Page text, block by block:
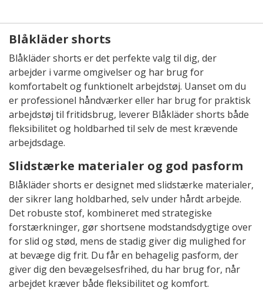
Blåkläder shorts
Blåkläder shorts er det perfekte valg til dig, der
arbejder i varme omgivelser og har brug for
komfortabelt og funktionelt arbejdstøj. Uanset om du
er professionel håndværker eller har brug for praktisk
arbejdstøj til fritidsbrug, leverer Blåkläder shorts både
fleksibilitet og holdbarhed til selv de mest krævende
arbejdsdage.
Slidstærke materialer og god pasform
Blåkläder shorts er designet med slidstærke materialer,
der sikrer lang holdbarhed, selv under hårdt arbejde.
Det robuste stof, kombineret med strategiske
forstærkninger, gør shortsene modstandsdygtige over
for slid og stød, mens de stadig giver dig mulighed for
at bevæge dig frit. Du får en behagelig pasform, der
giver dig den bevægelsesfrihed, du har brug for, når
arbejdet kræver både fleksibilitet og komfort.